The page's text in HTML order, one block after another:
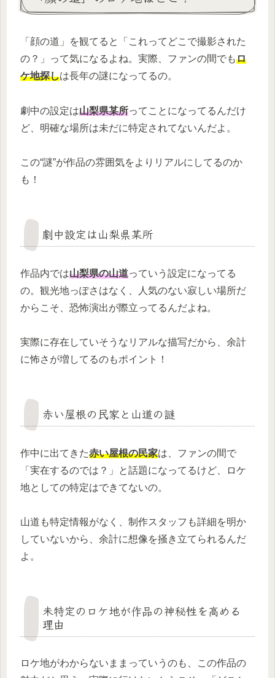
「顔の道」を観てると「これってどこで撮影された
の？」って気になるよね。実際、ファンの間でもロ
ケ地探しは長年の謎になってるの。
劇中の設定は山梨県某所ってことになってるんだけ
ど、明確な場所は未だに特定されてないんだよ。
この“謎”が作品の雰囲気をよりリアルにしてるのか
も！
劇中設定は山梨県某所
作品内では山梨県の山道っていう設定になってる
の。観光地っぽさはなく、人気のない寂しい場所だ
からこそ、恐怖演出が際立ってるんだよね。
実際に存在していそうなリアルな描写だから、余計
に怖さが増してるのもポイント！
赤い屋根の民家と山道の謎
作中に出てきた赤い屋根の民家は、ファンの間で
「実在するのでは？」と話題になってるけど、ロケ
地としての特定はできてないの。
山道も特定情報がなく、制作スタッフも詳細を明か
していないから、余計に想像を掻き立てられるんだ
よ。
未特定のロケ地が作品の神秘性を高める
理由
ロケ地がわからないままっていうのも、この作品の